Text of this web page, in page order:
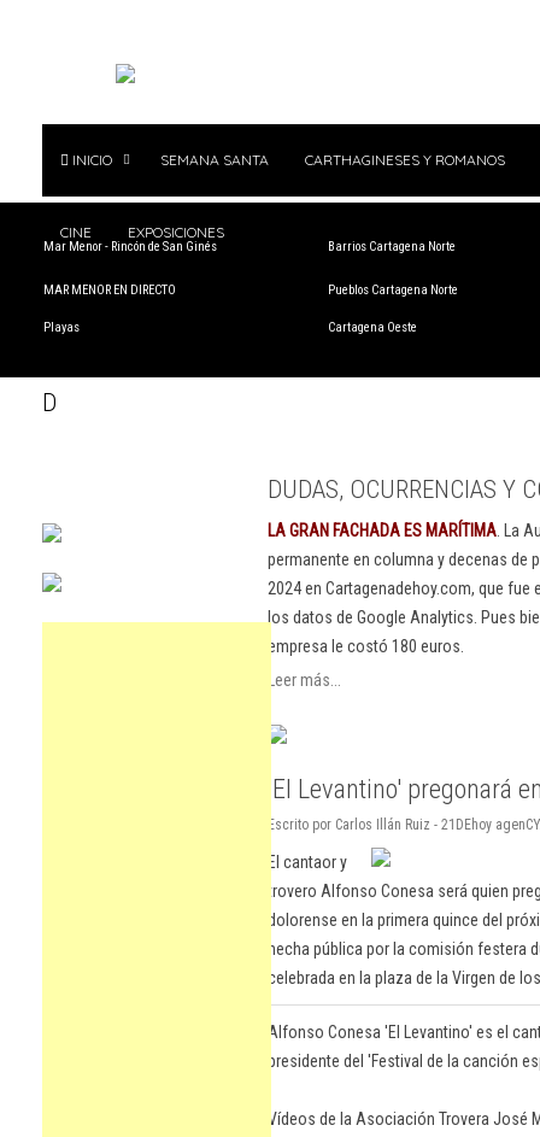
INICIO SEMANA SANTA CARTHAGINESES Y ROMANOS
CINE EXPOSICIONES
Mar Menor - Rincón de San Ginés
MAR MENOR EN DIRECTO
Playas
Barrios Cartagena Norte
Pueblos Cartagena Norte
Cartagena Oeste
D
DUDAS, OCURRENCIAS Y
LA GRAN FACHADA ES MARÍTIMA . La
permanente en columna y decenas
2024 en Cartagenadehoy.com, que
los datos de Google Analytics. Pues
empresa le costó 180 euros.
Leer más...
'El Levantino' pregonará
Escrito por Carlos Illán Ruiz - 21DEhoy
El cantaor y
trovero Alfonso Conesa será quien
dolorense en la primera quince del
hecha pública por la comisión festera
celebrada en la plaza de la Virgen de
Alfonso Conesa 'El Levantino' es el
presidente del 'Festival de la canción
Vídeos de la Asociación Trovera José